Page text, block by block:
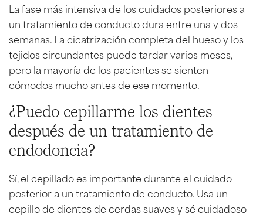
La fase más intensiva de los cuidados posteriores a
un tratamiento de conducto dura entre una y dos
semanas. La cicatrización completa del hueso y los
tejidos circundantes puede tardar varios meses,
pero la mayoría de los pacientes se sienten
cómodos mucho antes de ese momento.
¿Puedo cepillarme los dientes
después de un tratamiento de
endodoncia?
Sí, el cepillado es importante durante el cuidado
posterior a un tratamiento de conducto. Usa un
cepillo de dientes de cerdas suaves y sé cuidadoso